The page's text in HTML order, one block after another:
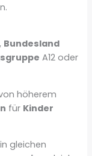
, Bundesland
A12 oder
höherem
für Kinder
gleichen